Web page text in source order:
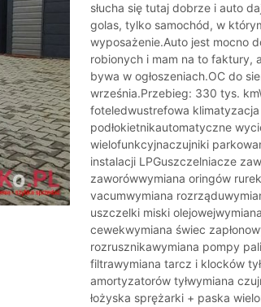
słucha się tutaj dobrze i auto
golas, tylko samochód, w
wyposażenie.Auto jest mocno
robionych i mam na to faktury,
bywa w ogłoszeniach.OC do
września.Przebieg: 330 tys.
foteledwustrefowa
podłokietnikautomatyczne
wielofunkcyjnaczujniki
instalacji LPGuszczelniacze
zaworówwymiana oringów
vacumwymiana
uszczelki miski
cewekwymiana świec
rozrusznikawymiana pompy
filtrawymiana tarcz i klocków
amortyzatorów tyłwymiana
łożyska sprężarki + paska